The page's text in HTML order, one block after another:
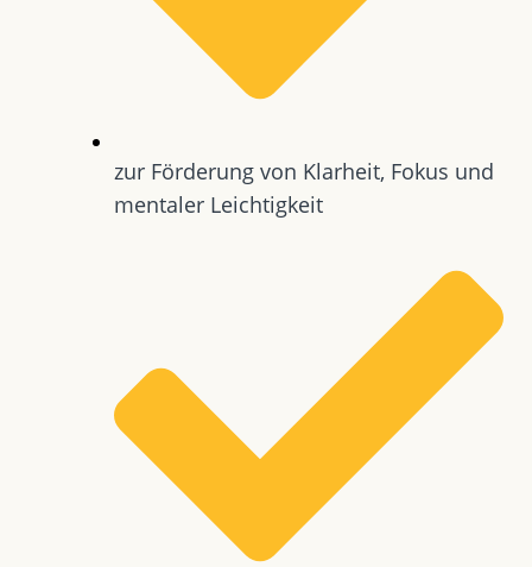
zur Förderung von Klarheit, Fokus und
mentaler Leichtigkeit